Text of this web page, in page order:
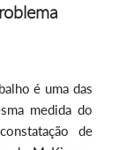
é uma das
medida do
de